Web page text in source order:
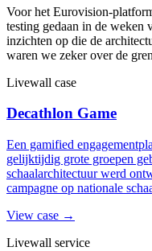
Voor het Eurovision-
testing gedaan in de weken
inzichten op die de
waren we zeker over de
Livewall case
Decathlon Game
Een gamified
gelijktijdig grote groepen
schaalarchitectuur werd
campagne op nationale
View case →
Livewall service